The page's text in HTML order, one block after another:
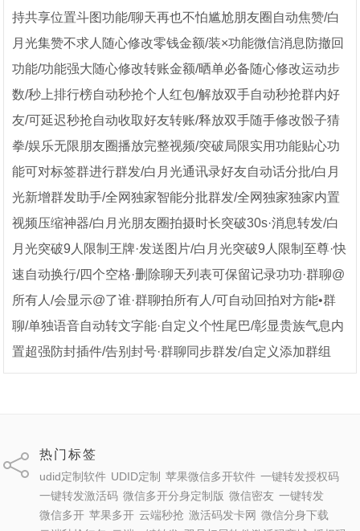
持共享位置斗图功能/聊天再也不怕尴尬朋友圈自动焦赞/白
月光集赞不求人随心修改零钱金额/装×功能微信消息防撤回
功能/功能强大随心修改转账金额/晒单必备随心修改运动步
数/秒上排行榜自动秒抢个人红包/解放双手自动秒抢群内好
友/可延迟秒抢自动收取好友转账/释放双手随手修改骰子猜
拳/娱乐无限朋友圈播放完整视频/突破局限实用功能贴心功
能可对标签群进行群发/白月光通讯录好友自动话分批/白月
光新增群发助手/全网独家智能分批群发/全网独家独家内置
视频压缩神器/白月光朋友圈拍摄时长突破30s·消息转发/白
月光突破9人限制王牌·发送图片/白月光突破9人限制至尊·快
速自动换行/四个空格·删除聊天列表可保留记录功功·群聊@
所有人/会显示@了谁·群聊拍所有人/可自动回拍对方能•群
聊/单独语音自动转文字能·自定义个性尾巴/彰显贵族气息内
置超强防封插件/告别封号·群聊同步群发/自定义添加群组
热门标签
udid定制软件 UDID定制 苹果微信多开软件 一键转发授权码
一键转发激活码 微信多开分身定制版 微信密友 一键转发
微信多开 苹果多开 云端秒抢 激活码发卡网 微信分身下载